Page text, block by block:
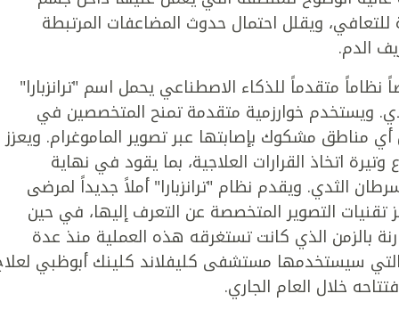
ويقلل احتمال حدوث المضاعفات المرتبطة
الدم.
متقدماً للذكاء الاصطناعي يحمل اسم "ترانزبارا"
ويستخدم خوارزمية متقدمة تمنح المتخصصين في
مناطق مشكوك بإصابتها عبر تصوير الماموغرام. ويعزز
اتخاذ القرارات العلاجية، بما يقود في نهاية
الثدي. ويقدم نظام "ترانزبارا" أملاً جديداً لمرضى
التصوير المتخصصة عن التعرف إليها، في حين
بالزمن الذي كانت تستغرقه هذه العملية منذ عدة
التي سيستخدمها مستشفى كليفلاند كلينك أبوظبي
خلال العام الجاري.